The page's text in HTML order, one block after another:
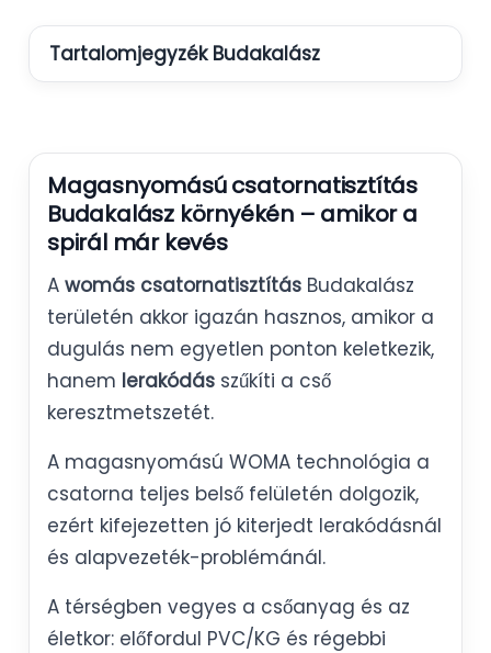
Tartalomjegyzék Budakalász
Magasnyomású csatornatisztítás
Budakalász környékén – amikor a
spirál már kevés
A womás csatornatisztítás Budakalász
területén akkor igazán hasznos, amikor a
dugulás nem egyetlen ponton keletkezik,
hanem lerakódás szűkíti a cső
keresztmetszetét.
A magasnyomású WOMA technológia a
csatorna teljes belső felületén dolgozik,
ezért kifejezetten jó kiterjedt lerakódásnál
és alapvezeték-problémánál.
A térségben vegyes a csőanyag és az
életkor: előfordul PVC/KG és régebbi